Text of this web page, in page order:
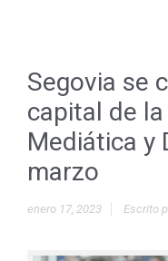
Segovia se
capital de
Mediática y
marzo
enero 17, 2023 Escrito